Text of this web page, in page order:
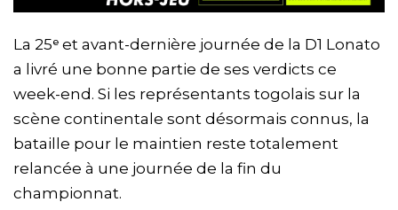
La 25ᵉ et avant-dernière journée de la D1 Lonato
a livré une bonne partie de ses verdicts ce
week-end. Si les représentants togolais sur la
scène continentale sont désormais connus, la
bataille pour le maintien reste totalement
relancée à une journée de la fin du
championnat.